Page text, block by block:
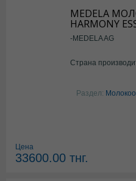
MEDELA
HARMONY
-MEDELA AG
Страна
Раздел:
Цена
33600.00 тнг.